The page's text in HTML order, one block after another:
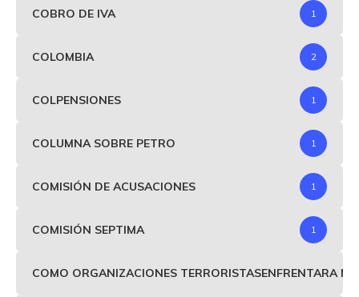
COBRO DE IVA 1
COLOMBIA 2
COLPENSIONES 1
COLUMNA SOBRE PETRO 1
COMISIÓN DE ACUSACIONES 1
COMISIÓN SEPTIMA 1
COMO ORGANIZACIONES TERRORISTASENFRENTARA